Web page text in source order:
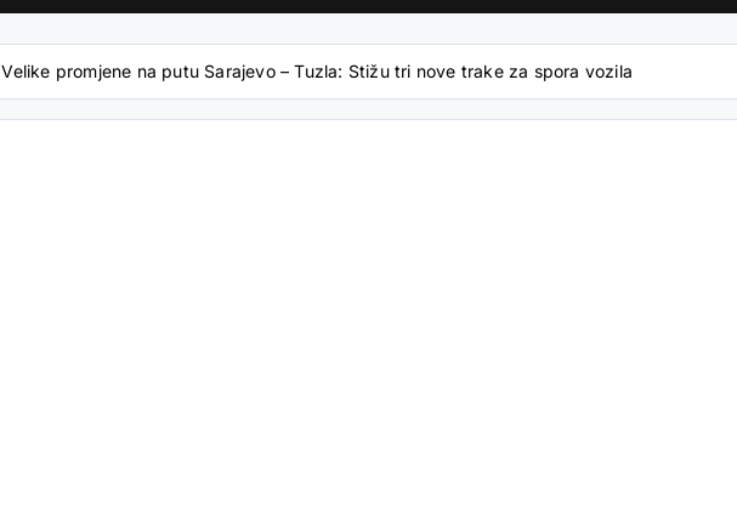
Velike promjene na putu Sarajevo – Tuzla: Stižu tri nove trake za spora vozila